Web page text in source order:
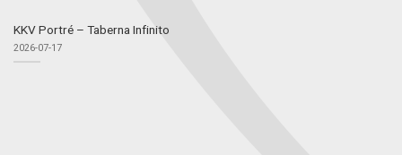
KKV Portré – Taberna Infinito
2026-07-17